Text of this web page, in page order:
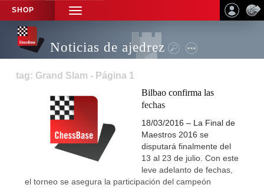
SHOP
TOGGLE
NAVIGATION
Noticias de ajedrez
tag: Grand Slam - Página 1
Bilbao confirma las
fechas
18/03/2016 – La Final de
Maestros 2016 se
disputará finalmente del
13 al 23 de julio. Con este
leve adelanto de fechas,
el torneo se asegura la participación del campeón